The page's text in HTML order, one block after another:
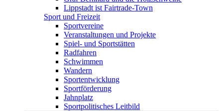
Lippstadt ist Fairtrade-Town
Sport und Freizeit
Sportvereine
Veranstaltungen und Projekte
Spiel- und Sportstätten
Radfahren
Schwimmen
Wandern
Sportentwicklung
Sportförderung
Jahnplatz
Sportpolitisches Leitbild